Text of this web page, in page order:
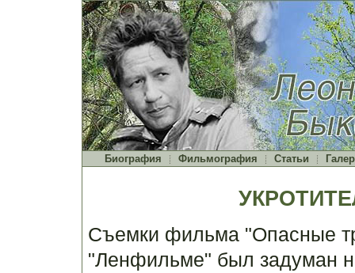
Биография Фильмография Статьи
Съемки фильма "Опасные
"Ленфильме" был задуман